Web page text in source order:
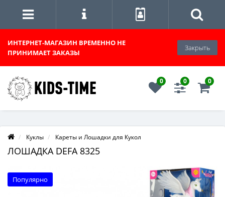
ИНТЕРНЕТ-МАГАЗИН ВРЕМЕННО НЕ
ПРИНИМАЕТ ЗАКАЗЫ
Закрыть
0 0 0
Куклы Кареты и Лошадки для Кукол
ЛОШАДКА DEFA 8325
Популярно